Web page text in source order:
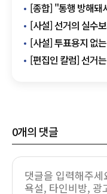
[종합] "통행 방해돼
시민에 야구방망이
[사설] 선거의 실수
[사설] 투표용지 없
넘어 시스템 개혁이
[편집인 칼럼] 선거
0개의 댓글